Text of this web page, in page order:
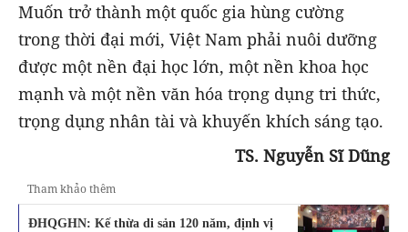
Muốn trở thành một quốc gia hùng cường
trong thời đại mới, Việt Nam phải nuôi dưỡng
được một nền đại học lớn, một nền khoa học
mạnh và một nền văn hóa trọng dụng tri thức,
trọng dụng nhân tài và khuyến khích sáng tạo.
TS. Nguyễn Sĩ Dũng
Tham khảo thêm
ĐHQGHN: Kế thừa di sản 120 năm, định vị